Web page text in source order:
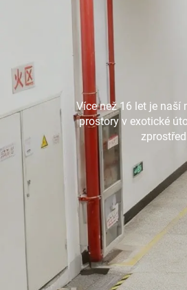
Více než 16 let je
prostory v exotické